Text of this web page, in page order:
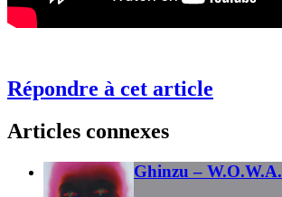
Répondre à cet article
Articles connexes
Ghinzu – W.O.W.A.